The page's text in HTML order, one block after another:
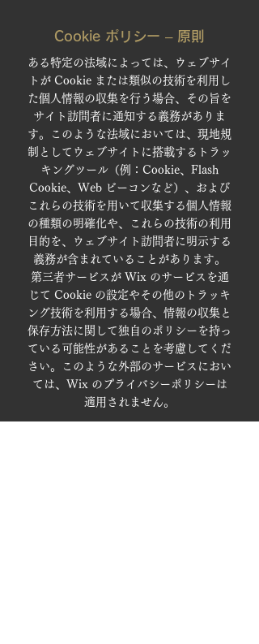
Cookie ポリシー – 原則
ある特定の法域によっては、ウェブサイ
トが Cookie または類似の技術を利用し
た個人情報の収集を行う場合、その旨を
サイト訪問者に通知する義務がありま
す。このような法域においては、現地規
制としてウェブサイトに搭載するトラッ
キングツール（例：Cookie、Flash
Cookie、Web ビーコンなど）、および
これらの技術を用いて収集する個人情報
の種類の明確化や、これらの技術の利用
目的を、ウェブサイト訪問者に明示する
義務が含まれていることがあります。
第三者サービスが Wix のサービスを通
じて Cookie の設定やその他のトラッキ
ング技術を利用する場合、情報の収集と
保存方法に関して独自のポリシーを持っ
ている可能性があることを考慮してくだ
さい。このような外部のサービスにおい
ては、Wix のプライバシーポリシーは
適用されません。